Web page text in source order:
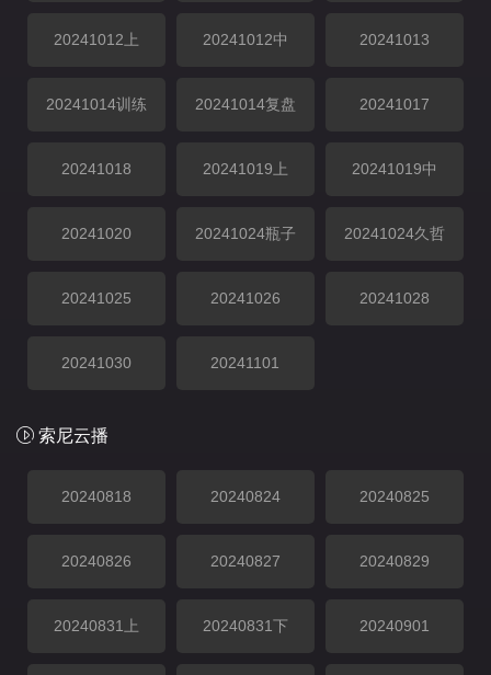
20241012上 20241012中 20241013
20241014训练 20241014复盘 20241017
20241018 20241019上 20241019中
20241020 20241024瓶子 20241024久哲
20241025 20241026 20241028
20241030 20241101
索尼云播
20240818 20240824 20240825
20240826 20240827 20240829
20240831上 20240831下 20240901